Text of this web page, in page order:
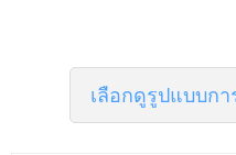
เลือกดูรูปแบบก